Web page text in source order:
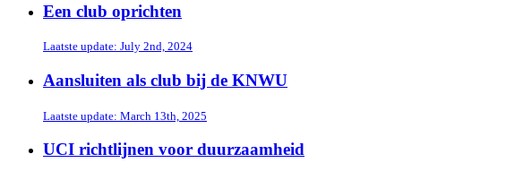
Een club oprichten
Laatste update: July 2nd, 2024
Aansluiten als club bij de KNWU
Laatste update: March 13th, 2025
UCI richtlijnen voor duurzaamheid